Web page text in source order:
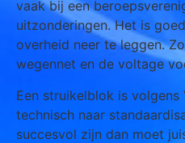
vaak bij een
uitzonderingen. Het is
overheid neer te leggen.
wegennet en de voltage
Een struikelblok is
technisch naar
succesvol zijn dan moet